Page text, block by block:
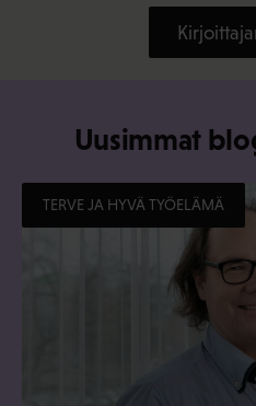
Uusimmat
TERVE JA HYVÄ TYÖELÄMÄ